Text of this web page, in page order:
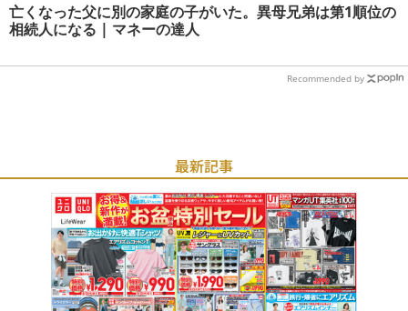
亡くなった父に別の家庭の子がいた。異母兄弟は第1順位の
相続人になる | マネーの達人
Recommended by
最新記事